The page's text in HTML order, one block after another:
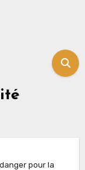
pour la